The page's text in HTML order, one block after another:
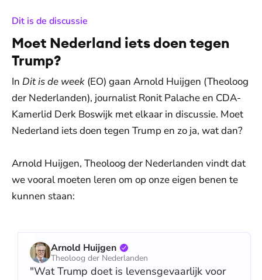
Dit is de discussie
Moet Nederland iets doen tegen
Trump?
In Dit is de week (EO) gaan Arnold Huijgen (Theoloog
der Nederlanden), journalist Ronit Palache en CDA-
Kamerlid Derk Boswijk met elkaar in discussie. Moet
Nederland iets doen tegen Trump en zo ja, wat dan?
Arnold Huijgen, Theoloog der Nederlanden vindt dat
we vooral moeten leren om op onze eigen benen te
kunnen staan:
Arnold Huijgen
Theoloog der Nederlanden
"Wat Trump doet is levensgevaarlijk voor